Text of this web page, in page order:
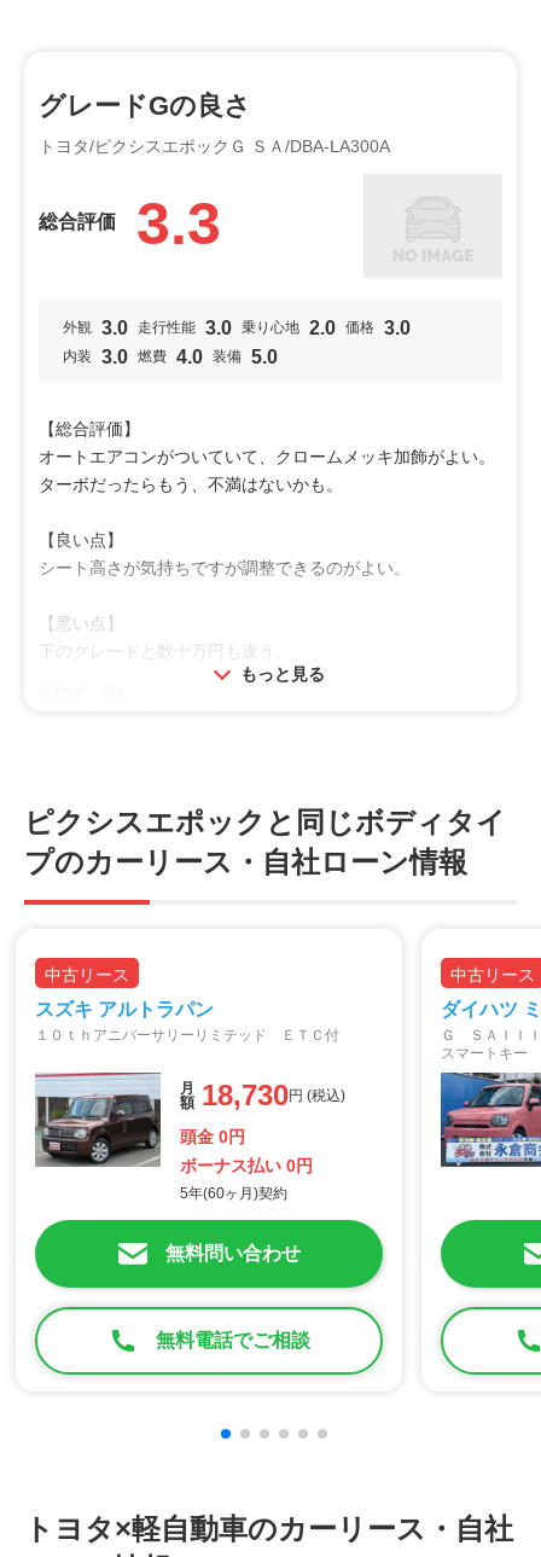
【悪い点】
投稿者：ドーベル
通勤通学 買物
女性向け
特徴
グレードGの良さ
トヨタ/ピクシスエポックＧ ＳＡ/DBA-LA300A
総合評価 3.3
外観 3.0 走行性能 3.0 乗り心地 2.0 価格 3.0
内装 3.0 燃費 4.0 装備 5.0
【総合評価】
オートエアコンがついていて、クロームメッキ加飾がよい。
ターボだったらもう、不満はないかも。
【良い点】
シート高さが気持ちですが調整できるのがよい。
【悪い点】
下のグレードと数十万円も違う。
オススメ
女性向け シニア ファミリー
小回り
もっと見る
ピクシスエポックと同じボディタイ
プのカーリース・自社ローン情報
中古リース
スズキ アルトラパン
１０ｔｈアニバーサリーリミテッド ＥＴＣ付
月
額 18,730円 (税込)
頭金 0円
ボーナス払い 0円
5年(60ヶ月)契約
無料問い合わせ
無料電話でご相談
中古リース
ダイハツ
Ｇ ＳＡＩＩ
スマートキー
ドライト ス
アイドリング
トヨタ×軽自動車のカーリース・自社